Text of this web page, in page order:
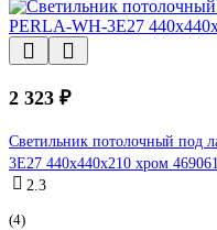
2 323 ₽
Светильник потолочный под
3E27 440x440x210 хром
2.3
(4)